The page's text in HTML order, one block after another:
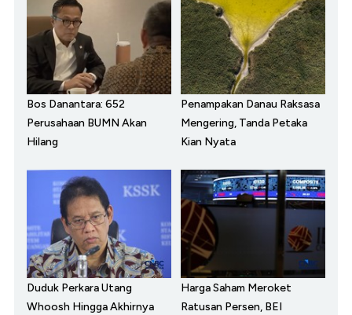
Bos Danantara: 652
Perusahaan BUMN Akan
Hilang
Penampakan Danau Raksasa
Mengering, Tanda Petaka
Kian Nyata
Duduk Perkara Utang
Whoosh Hingga Akhirnya
Harga Saham Meroket
Ratusan Persen, BEI